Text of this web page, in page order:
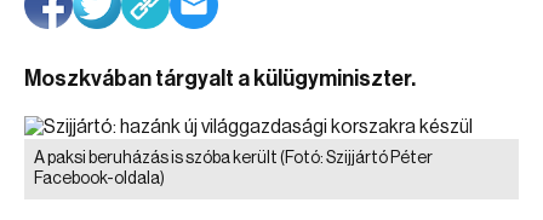
Moszkvában tárgyalt a külügyminiszter.
A paksi beruházás is szóba került (Fotó: Szijjártó Péter
Facebook-oldala)